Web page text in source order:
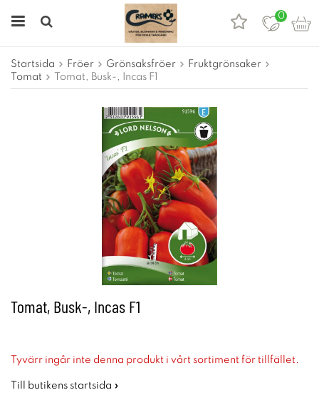
0
Startsida Fröer Grönsaksfröer
Fruktgrönsaker
Tomat
Tomat, Busk-, Incas F1
Tomat, Busk-, Incas F1
Tyvärr ingår inte denna produkt i vårt sortiment för tillfället.
Till butikens startsida »